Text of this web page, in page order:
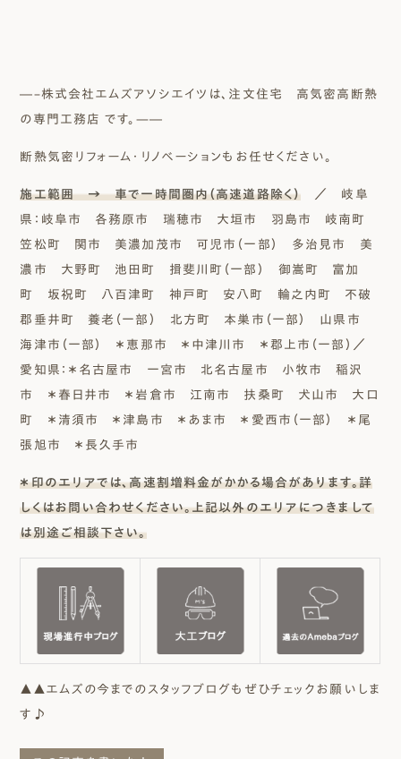
―–株式会社エムズアソシエイツは、注文住宅 高気密高断熱
の専門工務店 です。—―
断熱気密リフォーム・リノベーションもお任せください。
施工範囲 → 車で一時間圏内（高速道路除く） ／ 岐阜
県：岐阜市 各務原市 瑞穂市 大垣市 羽島市 岐南町
笠松町 関市 美濃加茂市 可児市（一部） 多治見市 美
濃市 大野町 池田町 揖斐川町（一部） 御嵩町 富加
町 坂祝町 八百津町 神戸町 安八町 輪之内町 不破
郡垂井町 養老（一部） 北方町 本巣市（一部） 山県市
海津市（一部） ＊恵那市 ＊中津川市 ＊郡上市（一部）／
愛知県：＊名古屋市 一宮市 北名古屋市 小牧市 稲沢
市 ＊春日井市 ＊岩倉市 江南市 扶桑町 犬山市 大口
町 ＊清須市 ＊津島市 ＊あま市 ＊愛西市（一部） ＊尾
張旭市 ＊長久手市
＊印のエリアでは、高速割増料金がかかる場合があります。詳
しくはお問い合わせください。上記以外のエリアにつきまして
は別途ご相談下さい。
▲▲エムズの今までのスタッフブログもぜひチェックお願いしま
す♪